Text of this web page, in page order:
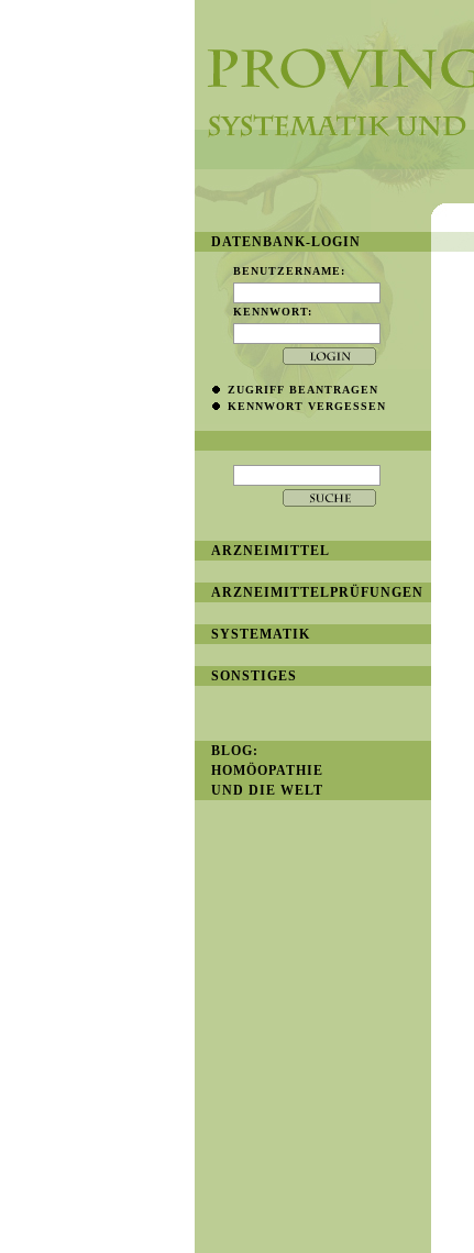
DATENBANK-LOGIN
BENUTZERNAME:
KENNWORT:
ZUGRIFF BEANTRAGEN
KENNWORT VERGESSEN
ARZNEIMITTEL
ARZNEIMITTELPRÜFUNGEN
SYSTEMATIK
SONSTIGES
BLOG:
HOMÖOPATHIE
UND DIE WELT